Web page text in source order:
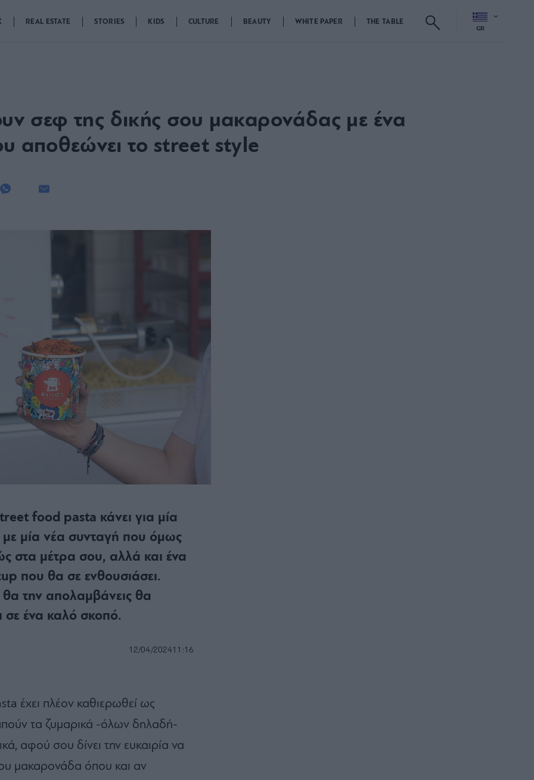
REAL ESTATE STORIES KIDS CULTURE BEAUTY WHITE PAPER THE TABLE
GR
σεφ της δικής σου μακαρονάδας με ένα
αποθεώνει το street style
food pasta κάνει για μία
μία νέα συνταγή που όμως
στα μέτρα σου, αλλά και ένα
που θα σε ενθουσιάσει.
την απολαμβάνεις θα
σε ένα καλό σκοπό.
12/04/202411:16
έχει πλέον καθιερωθεί ως
τα ζυμαρικά -όλων δηλαδή-
αφού σου δίνει την ευκαιρία να
μακαρονάδα όπου και αν